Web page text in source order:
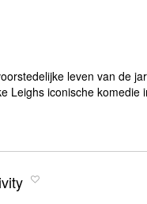
leven van de
Leighs iconische komedie